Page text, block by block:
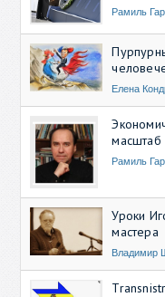
Рамиль
Елена
масштаб
Рамиль
Уроки
мастера
Владимир